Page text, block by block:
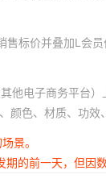
标价并叠加L会员
他电子商务平台）
颜色、材质、功
景。
的前一天，但因